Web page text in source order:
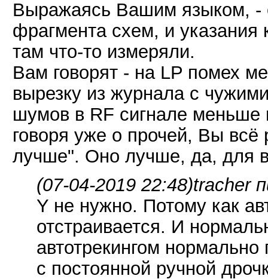
Выражаясь Вашим языком, -
фрагмента схем, и указания
там что-то измеряли.
Вам говорят - на LP помех
вырезку из журнала с
шумов в RF сигнале
говоря уже о прочей, Вы всё
лучше". Оно лучше, да, для
(07-04-2019 22:48)tracher
Y не нужно. Потому как
отстраивается. И
автотрекингом нормально
с постоянной ручной